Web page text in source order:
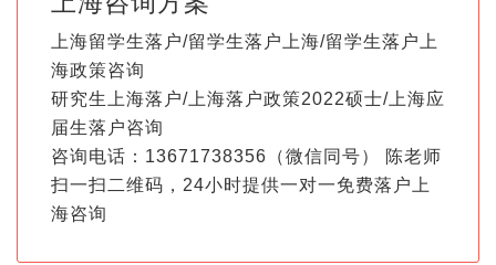
上海留学生落户/留学生落户上海/留学生落户上
海政策咨询
研究生上海落户/上海落户政策2022硕士/上海应
届生落户咨询
咨询电话：13671738356（微信同号） 陈老师
扫一扫二维码，24小时提供一对一免费落户上
海咨询